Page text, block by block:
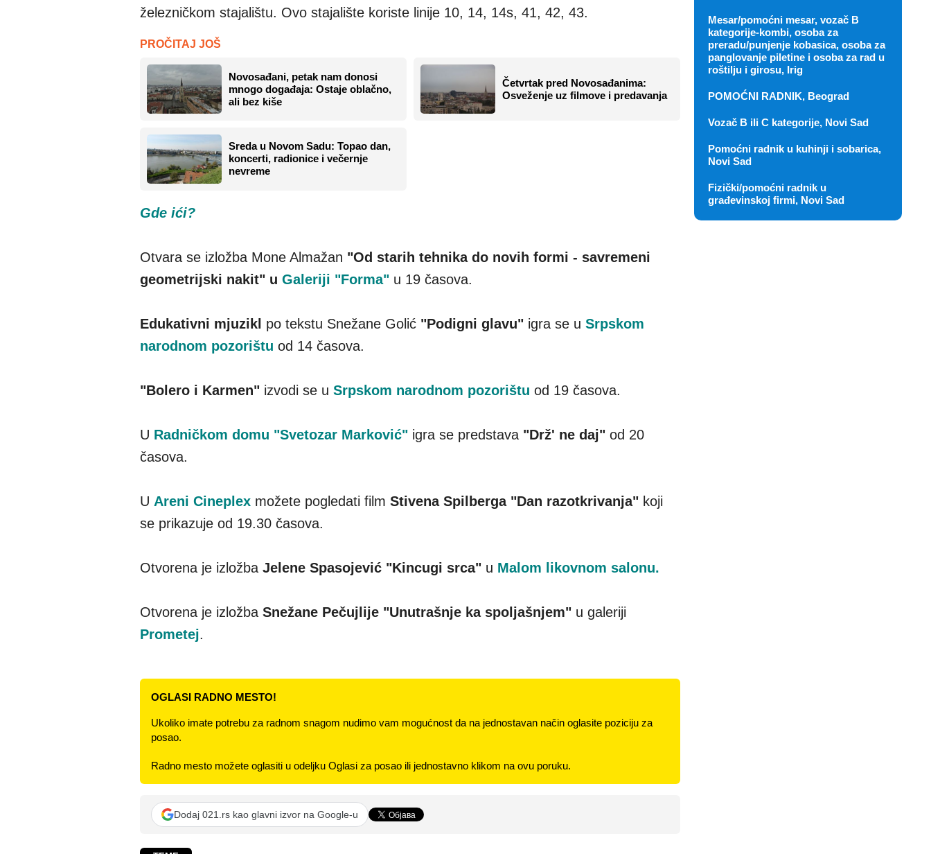
železničkom stajalištu. Ovo stajalište koriste linije 10, 14, 14s, 41, 42, 43.
PROČITAJ JOŠ
Novosađani, petak nam donosi
mnogo događaja: Ostaje oblačno,
ali bez kiše
Četvrtak pred Novosađanima:
Osveženje uz filmove i predavanja
Sreda u Novom Sadu: Topao dan,
koncerti, radionice i večernje
nevreme
Gde ići?
Otvara se izložba Mone Almažan "Od starih tehnika do novih formi - savremeni
geometrijski nakit" u Galeriji "Forma" u 19 časova.
Edukativni mjuzikl po tekstu Snežane Golić "Podigni glavu" igra se u Srpskom
narodnom pozorištu od 14 časova.
"Bolero i Karmen" izvodi se u Srpskom narodnom pozorištu od 19 časova.
U Radničkom domu "Svetozar Marković" igra se predstava "Drž' ne daj" od 20
časova.
U Areni Cineplex možete pogledati film Stivena Spilberga "Dan razotkrivanja" koji
se prikazuje od 19.30 časova.
Otvorena je izložba Jelene Spasojević "Kincugi srca" u Malom likovnom salonu.
Otvorena je izložba Snežane Pečujlije "Unutrašnje ka spoljašnjem" u galeriji
Prometej.
OGLASI RADNO MESTO!
Ukoliko imate potrebu za radnom snagom nudimo vam mogućnost da na jednostavan način oglasite poziciju za
posao.
Radno mesto možete oglasiti u odeljku Oglasi za posao ili jednostavno klikom na ovu poruku.
Dodaj 021.rs kao glavni izvor na Google-u
Mesar/pomoćni mesar, vozač B
kategorije-kombi, osoba za
preradu/punjenje kobasica, osoba za
panglovanje piletine i osoba za rad u
roštilju i girosu, Irig
POMOĆNI RADNIK, Beograd
Vozač B ili C kategorije, Novi Sad
Pomoćni radnik u kuhinji i sobarica,
Novi Sad
Fizički/pomoćni radnik u
građevinskoj firmi, Novi Sad